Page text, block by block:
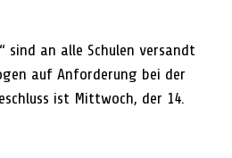
an alle Schulen versandt
auf Anforderung bei der
ist Mittwoch, der 14.